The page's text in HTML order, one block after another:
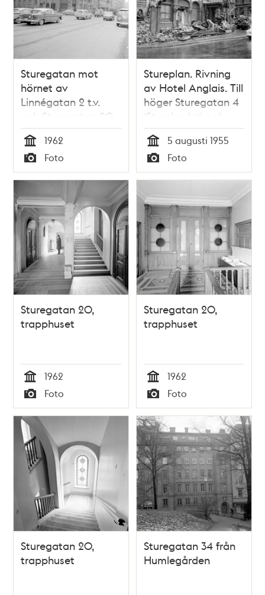
Sturegatan mot
hörnet av
Linnégatan 2 t.v.
och Sturegatan 20
Tid
1962
Typ
Foto
Stureplan. Rivning
av Hotel Anglais. Till
höger Sturegatan 4
(Sturebadet) och
Sturegatan 6
Tid
5 augusti 1955
Typ
Foto
Sturegatan 20,
trapphuset
Tid
1962
Typ
Foto
Sturegatan 20,
trapphuset
Tid
1962
Typ
Foto
Sturegatan 20,
trapphuset
Sturegatan 34 från
Humlegården